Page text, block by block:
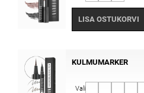
LISA OSTUKORVI
KULMUMARKER
Vali